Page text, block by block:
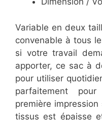
Variable en deux
convenable à tous
si votre travail
apporter, ce sac à
pour utiliser
parfaitement
première
tissus est épaisse